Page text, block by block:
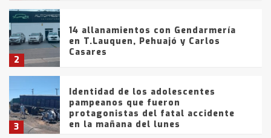
2
14 allanamientos con Gendarmería
en T.Lauquen, Pehuajó y Carlos
Casares
3
Identidad de los adolescentes
pampeanos que fueron
protagonistas del fatal accidente
en la mañana del lunes